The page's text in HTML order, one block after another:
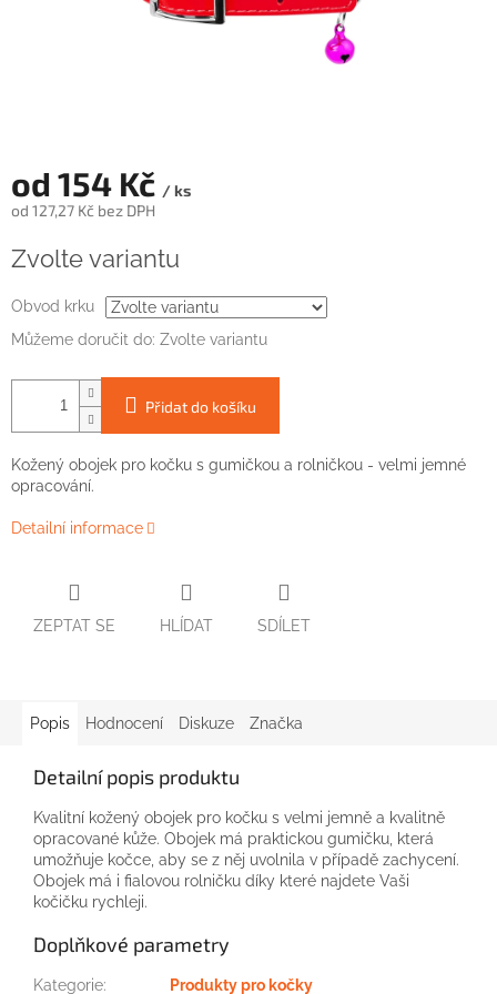
od 154 Kč / ks
od 127,27 Kč bez DPH
cena:
Zvolte variantu
Obvod krku
Můžeme doručit do: Zvolte variantu
Přidat do košíku
Kožený obojek pro kočku s gumičkou a rolničkou - velmi jemné
opracování.
Detailní informace
ZEPTAT SE HLÍDAT SDÍLET
Popis Hodnocení Diskuze Značka
Detailní popis produktu
Kvalitní kožený obojek pro kočku s velmi jemně a kvalitně
opracované kůže. Obojek má praktickou gumičku, která
umožňuje kočce, aby se z něj uvolnila v případě zachycení.
Obojek má i fialovou rolničku díky které najdete Vaši
kočičku rychleji.
Doplňkové parametry
Kategorie:
Produkty pro kočky